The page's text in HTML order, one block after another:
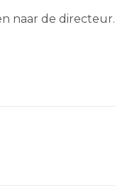
naar de directeur.